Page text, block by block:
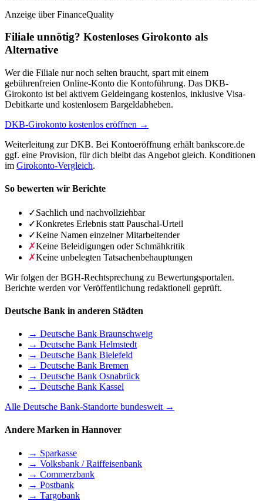
Anzeige über FinanceQuality
Filiale unnötig? Kostenloses Girokonto als
Alternative
Wer die Filiale nur noch selten braucht, spart mit einem
gebührenfreien Online-Konto die Kontoführung. Das DKB-
Girokonto ist bei aktivem Geldeingang kostenlos, inklusive Visa-
Debitkarte und kostenlosem Bargeldabheben.
DKB-Girokonto kostenlos eröffnen →
Weiterleitung zur DKB. Bei Kontoeröffnung erhält bankscore.de
ggf. eine Provision, für dich bleibt das Angebot gleich. Konditionen
im Girokonto-Vergleich.
So bewerten wir Berichte
✓Sachlich und nachvollziehbar
✓Konkretes Erlebnis statt Pauschal-Urteil
✓Keine Namen einzelner Mitarbeitender
✗Keine Beleidigungen oder Schmähkritik
✗Keine unbelegten Tatsachenbehauptungen
Wir folgen der BGH-Rechtsprechung zu Bewertungsportalen.
Berichte werden vor Veröffentlichung redaktionell geprüft.
Deutsche Bank in anderen Städten
→ Deutsche Bank Braunschweig
→ Deutsche Bank Helmstedt
→ Deutsche Bank Bielefeld
→ Deutsche Bank Bremen
→ Deutsche Bank Osnabrück
→ Deutsche Bank Kassel
Alle Deutsche Bank-Standorte bundesweit →
Andere Marken in Hannover
→ Sparkasse
→ Volksbank / Raiffeisenbank
→ Commerzbank
→ Postbank
→ Targobank